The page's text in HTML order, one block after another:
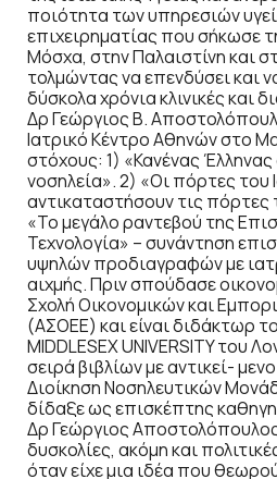
ποιότητα των υπηρεσιών
επιχειρηματίας που σήκωσε
Μόσχα, στην Παλαιστίνη και
τολμώντας να επενδύσει και
δύσκολα χρόνια κλινικές και
Δρ Γεώργιος Β.
Ιατρικό Κέντρο Αθηνών στο
στόχους: 1) «Κανένας
νοσηλεία». 2) «Οι πόρτες του
αντικαταστήσουν τις
«Το μεγάλο ραντεβού της
Τεχνολογία» – συνάντηση
υψηλών προδιαγραφών με
αιχμής. Πριν σπούδασε
Σχολή Οικονομικών και
(ΑΣΟΕΕ) και είναι διδάκτωρ
MIDDLESEX UNIVERSITY του
σειρά βιβλίων με αντικεί-
Διοίκηση Νοσηλευτικών
δίδαξε ως επισκέπτης
Δρ Γεώργιος
δυσκολίες, ακόμη και
όταν είχε μια ιδέα που